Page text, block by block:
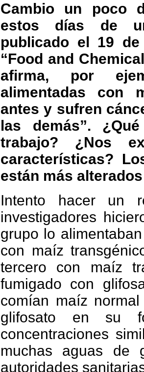
Cambio un poco
estos días de
publicado el 19
“Food and
afirma, por
alimentadas con
antes y sufren
las demás”.
trabajo? ¿Nos
características?
están más
Intento hacer un
investigadores
grupo lo
con maíz
tercero con maíz
fumigado con
comían maíz
glifosato en su
concentraciones
muchas aguas de
autoridades